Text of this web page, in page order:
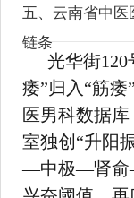
五、云南省中
链条
光华街120
痿”归入“筋痿
医男科数据
室独创“升阳
—中极—肾俞